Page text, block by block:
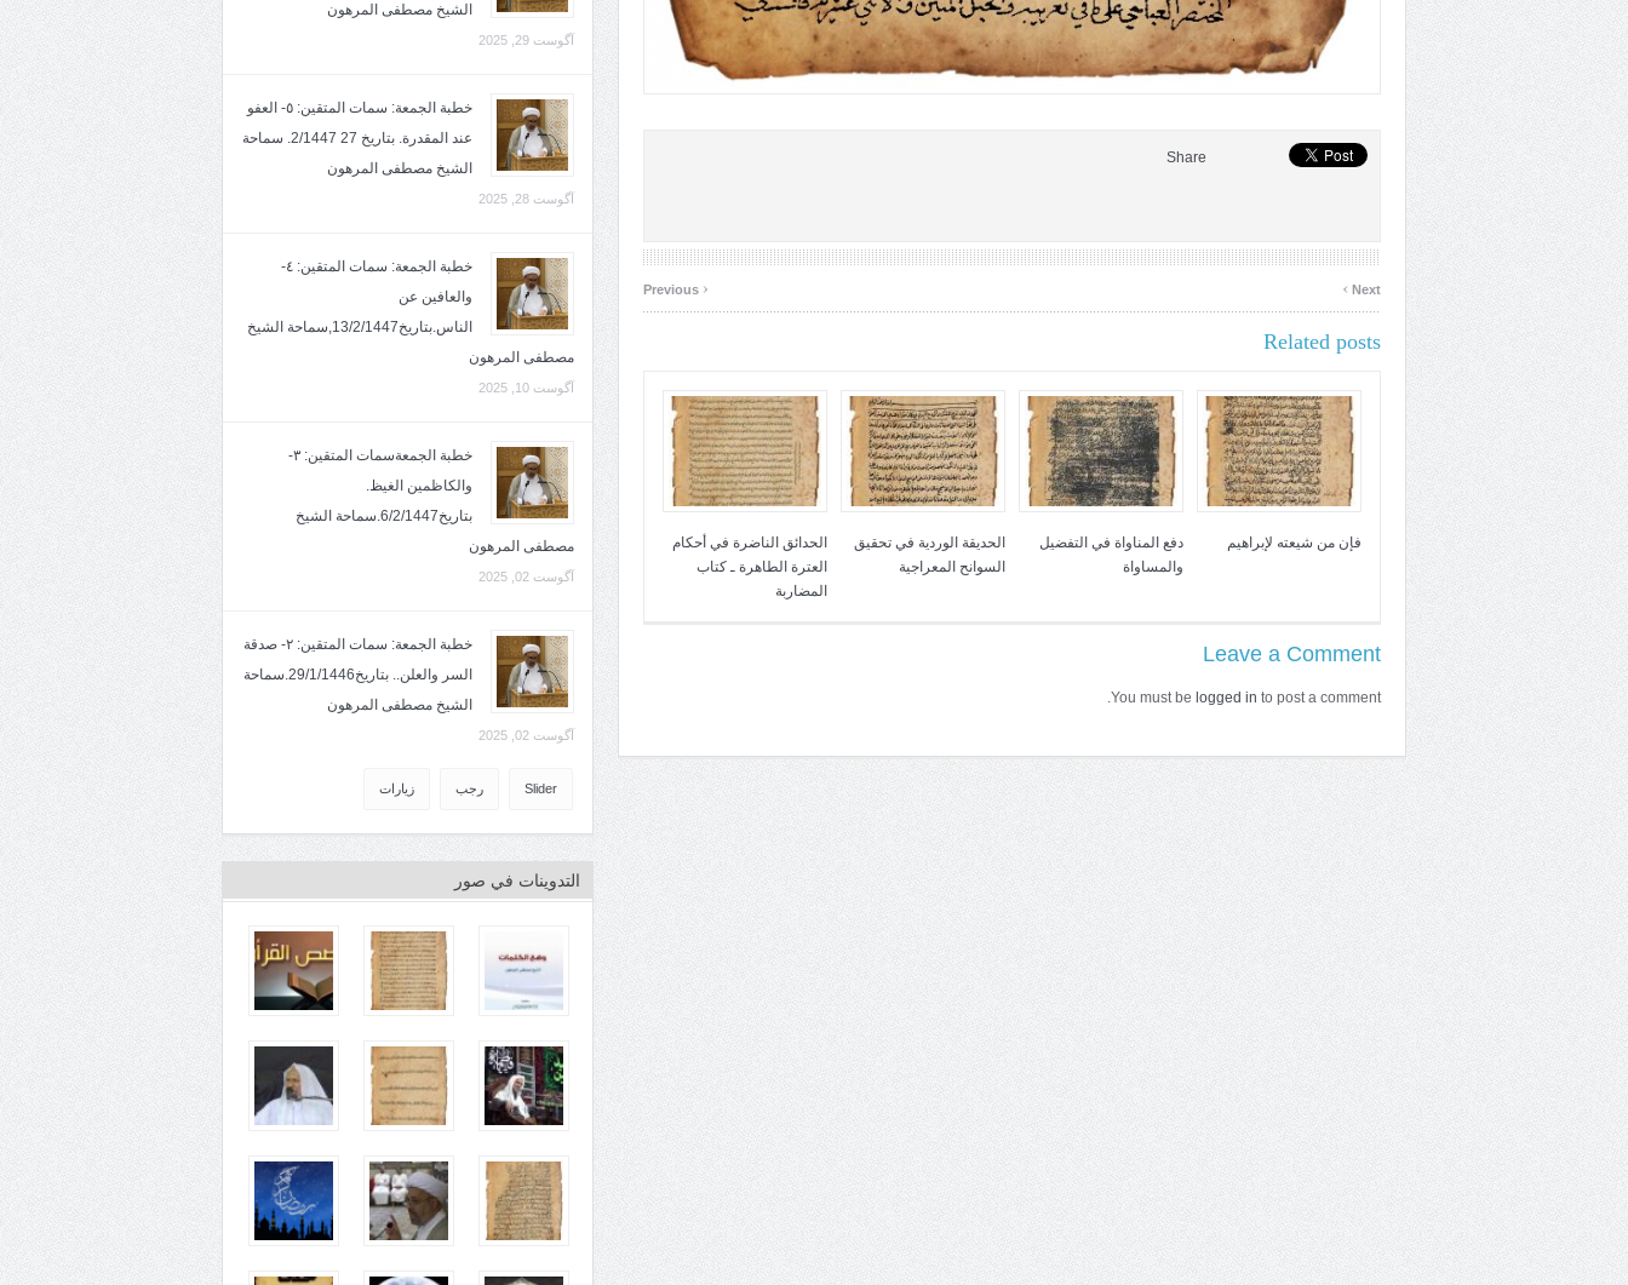
Share
‹ Next
›
Related posts
فإن من شيعته لإبراهيم
دفع المناواة في التفضيل
والمساواة
الحديقة الوردية في تحقيق
السوانح المعراجية
الحدائق الناضرة في أحكام
العترة الطاهرة ـ كتاب
المضاربة
Leave a Comment
You must be logged in to post a comment.
الشيخ مصطفى المرهون
آگوست 29, 2025
خطبة الجمعة: سمات المتقين: ٥- العفو
عند المقدرة. بتاريخ 27 2/1447. سماحة
الشيخ مصطفى المرهون
آگوست 28, 2025
خطبة الجمعة: سمات المتقين: ٤-
والعافين عن
الناس.بتاريخ13/2/1447,سماحة الشيخ
مصطفى المرهون
آگوست 10, 2025
خطبة الجمعةسمات المتقين: ٣-
والكاظمين الغيظ.
بتاريخ6/2/1447.سماحة الشيخ
مصطفى المرهون
آگوست 02, 2025
خطبة الجمعة: سمات المتقين: ٢- صدقة
السر والعلن.. بتاريخ29/1/1446.سماحة
الشيخ مصطفى المرهون
آگوست 02, 2025
Slider رجب زيارات
التدوينات في صور